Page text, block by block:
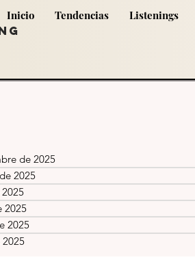
Inicio Tendencias Listenings
de 2025
2025
2025
2025